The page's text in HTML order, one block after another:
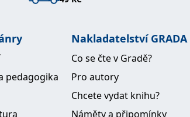
pedagogika
Nakladatelství GRADA
Co se čte v Gradě?
Pro autory
Chcete vydat knihu?
Náměty a připomínky